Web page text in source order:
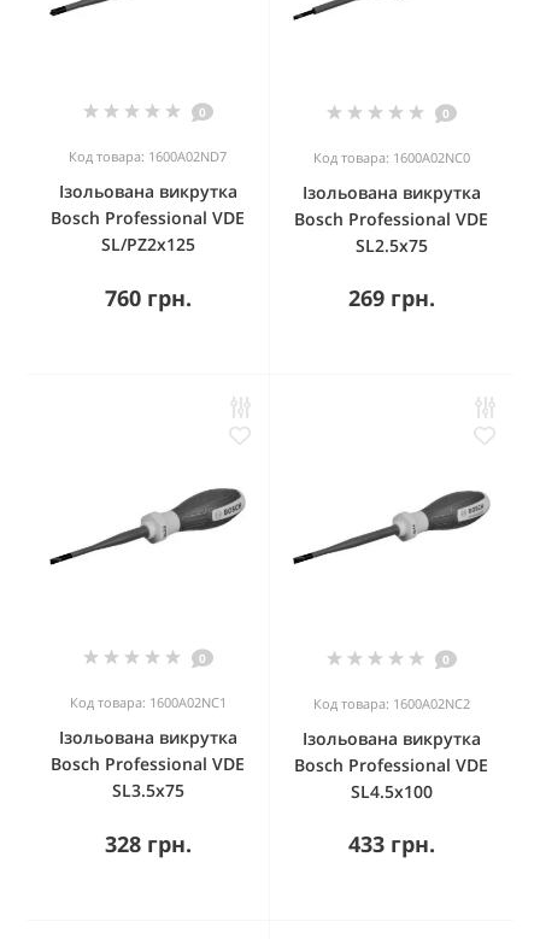
0
Код товара: 1600A02ND7
Ізольована викрутка
Bosch Professional VDE
SL/PZ2x125
760 грн.
0
Код товара: 1600A02NC0
Ізольована викрутка
Bosch Professional VDE
SL2.5x75
269 грн.
0
Код товара: 1600A02NC1
Ізольована викрутка
Bosch Professional VDE
SL3.5x75
328 грн.
0
Код товара: 1600A02NC2
Ізольована викрутка
Bosch Professional VDE
SL4.5x100
433 грн.